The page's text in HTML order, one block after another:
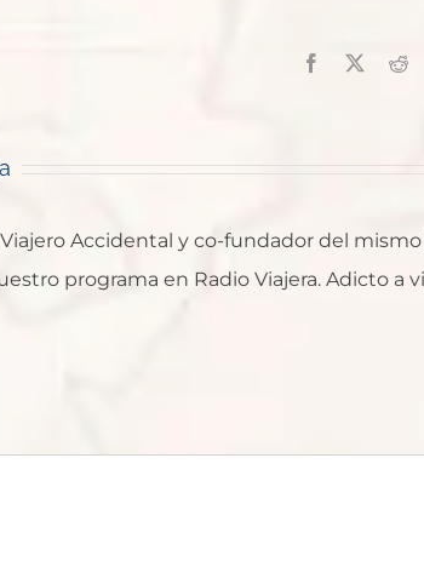
Facebook
Accidental y co-fundador del
programa en Radio Viajera. Adicto a